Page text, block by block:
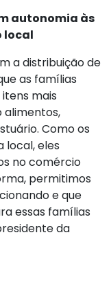
autonomia às
local
a distribuição de
as famílias
mais
alimentos,
Como os
local, eles
no comércio
permitimos
e que
essas famílias
da